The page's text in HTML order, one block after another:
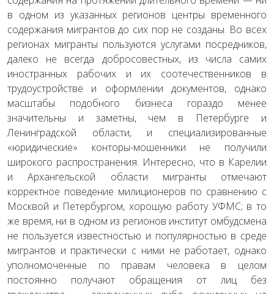
в одном из указанных регионов центры временного
содержания мигрантов до сих пор не созданы. Во всех
регионах мигранты пользуются услугами посредников,
далеко не всегда добросовестных, из числа самих
иностранных рабочих и их соотечественников в
трудоустройстве и оформлении документов, однако
масштабы подобного бизнеса гораздо менее
значительны и заметны, чем в Петербурге и
Ленинградской области, и специализированные
«юридические» конторы-мошенники не получили
широкого распространения. Интересно, что в Карелии
и Архангельской области мигранты отмечают
корректное поведение милиционеров по сравнению с
Москвой и Петербургом, хорошую работу УФМС; в то
же время, ни в одном из регионов институт омбудсмена
не пользуется известностью и популярностью в среде
мигрантов и практически с ними не работает, однако
уполномоченные по правам человека в целом
постоянно получают обращения от лиц без